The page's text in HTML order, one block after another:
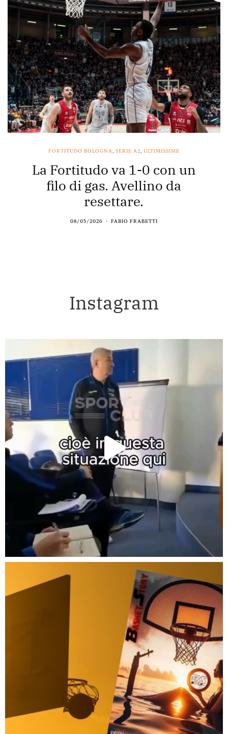
FORTITUDO BOLOGNA, SERIE A2, ULTIMISSIME
La Fortitudo va 1-0 con un
filo di gas. Avellino da
resettare.
08/05/2026 FABIO FRABETTI
Instagram